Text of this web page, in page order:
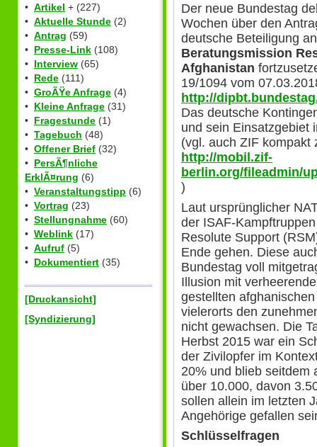
• Artikel + (227)
• Aktuelle Stunde (2)
• Antrag (59)
• Presse-Link (108)
• Interview (65)
• Rede (111)
• GroÃŸe Anfrage (4)
• Kleine Anfrage (31)
• Fragestunde (1)
• Tagebuch (48)
• Offener Brief (32)
• PersÃ¶nliche
ErklÃ¤rung (6)
• Veranstaltungstipp (6)
• Vortrag (23)
• Stellungnahme (60)
• Weblink (17)
• Aufruf (5)
• Dokumentiert (35)
[Druckansicht]
[Syndizierung]
Der neue Bundestag
Wochen über den
deutsche Beteiligung
Beratungsmission
Afghanistan
19/1094 vom
http://
Das deutsche
und sein Einsatzgebiet
(vgl. auch ZIF kompakt
http://mobil.zif-
berlin.org/fileadmin/
)
Laut ursprünglicher
der ISAF-
Resolute Support
Ende gehen. Diese
Bundestag voll
Illusion mit
gestellten
vielerorts den
nicht gewachsen. Die
Herbst 2015 war ein
der Zivilopfer im
20% und blieb seitdem
über 10.000, davon
sollen allein im letzten
Angehörige gefallen
Schlüsselfragen